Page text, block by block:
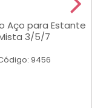
Aço para Estante
3/5/7
9456